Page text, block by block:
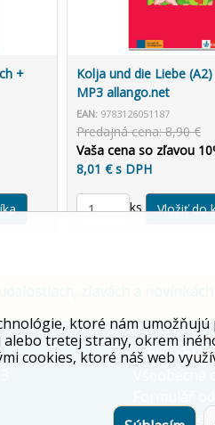
+
Kolja und die Liebe
MP3 allango.net
EAN: 9783126051187
Predajná cena: 8,90 €
Vaša cena so zľavou
8,01 € s DPH
ks
Informácie
ktoré nám
tretej strany, okrem
cookies, ktoré náš web